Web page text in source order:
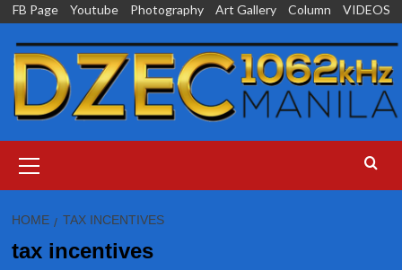
Skip
content
FB Page Youtube Photography Art Gallery Column VIDEOS
Menu
HOME TAX INCENTIVES
tax incentives